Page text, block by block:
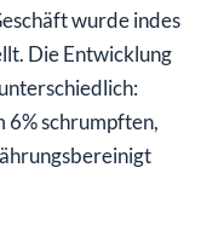
wurde indes
Die Entwicklung
6% schrumpften,